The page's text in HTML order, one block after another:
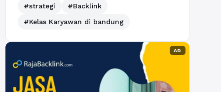
#strategi
#Backlink
#Kelas Karyawan di bandung
AD